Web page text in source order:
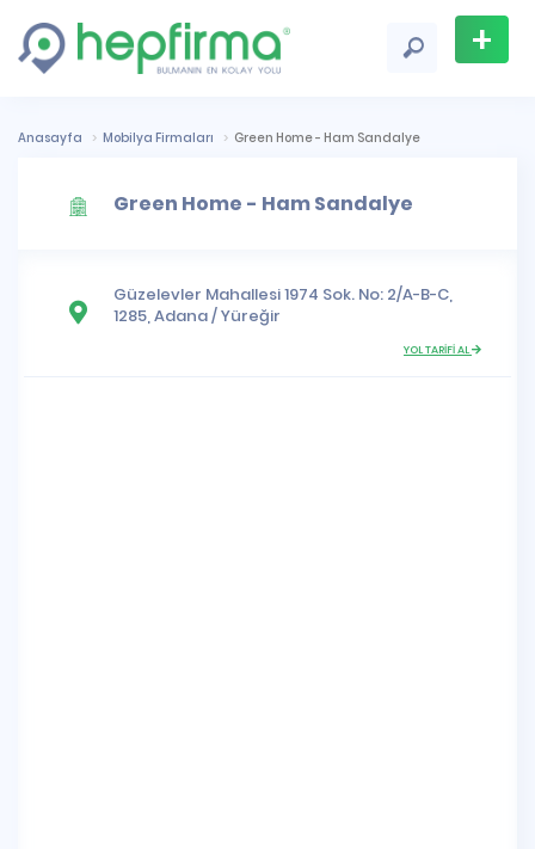
+
Anasayfa Mobilya Firmaları Green Home - Ham Sandalye
Green Home - Ham Sandalye
Güzelevler Mahallesi1974 Sok. No: 2/A-B-C,
1285,Adana/Yüreğir
YOL TARİFİ AL